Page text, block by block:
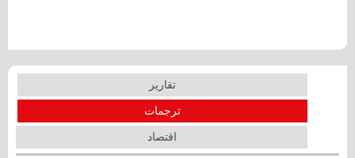
تقارير
ترجمات
اقتصاد